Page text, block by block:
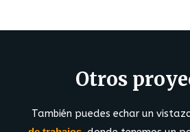
Otros
También puedes echar un